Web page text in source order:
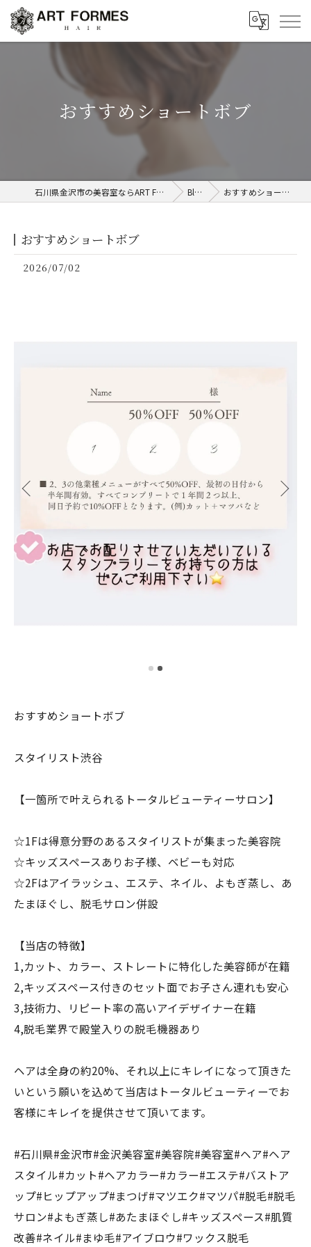
おすすめショートボブ
石川県金沢市の美容室ならART FORMES Blog おすすめショートボブ
おすすめショートボブ
2026/07/02
おすすめショートボブ
スタイリスト渋谷
【一箇所で叶えられるトータルビューティーサロン】
☆1Fは得意分野のあるスタイリストが集まった美容院
☆キッズスペースありお子様、ベビーも対応
☆2Fはアイラッシュ、エステ、ネイル、よもぎ蒸し、あ
たまほぐし、脱毛サロン併設
【当店の特徴】
1,カット、カラー、ストレートに特化した美容師が在籍
2,キッズスペース付きのセット面でお子さん連れも安心
3,技術力、リピート率の高いアイデザイナー在籍
4,脱毛業界で殿堂入りの脱毛機器あり
ヘアは全身の約20%、それ以上にキレイになって頂きた
いという願いを込めて当店はトータルビューティーでお
客様にキレイを提供させて頂いてます。
#石川県#金沢市#金沢美容室#美容院#美容室#ヘア#ヘア
スタイル#カット#ヘアカラー#カラー#エステ#バストア
ップ#ヒップアップ#まつげ#マツエク#マツパ#脱毛#脱毛
サロン#よもぎ蒸し#あたまほぐし#キッズスペース#肌質
改善#ネイル#まゆ毛#アイブロウ#ワックス脱毛